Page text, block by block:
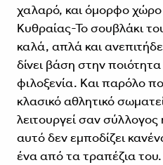
χαλαρό, και όμορφο
Κυθραίας-Το σουβλάκι
καλά, απλά και
δίνει βάση στην
φιλοξενία. Και παρόλο
κλασικό αθλητικό
λειτουργεί σαν σύλλογος
αυτό δεν εμποδίζει
ένα από τα τραπέζια του.